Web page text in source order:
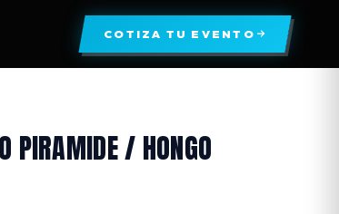
COTIZA TU EVENTO
PIRAMIDE / HONGO